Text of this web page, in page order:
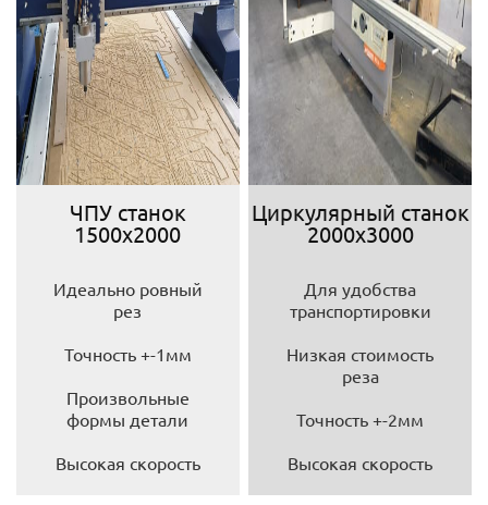
ЧПУ станок
1500х2000
Идеально ровный
рез
Точность +-1мм
Произвольные
формы детали
Высокая скорость
Циркулярный станок
2000х3000
Для удобства
транспортировки
Низкая стоимость
реза
Точность +-2мм
Высокая скорость